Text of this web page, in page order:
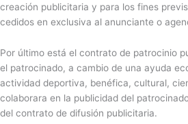
creación publicitaria y para los fines
cedidos en exclusiva al anunciante o
Por último está el contrato de patrocinio
el patrocinado, a cambio de una ayuda
actividad deportiva, benéfica, cultural,
colaborara en la publicidad del
del contrato de difusión publicitaria.